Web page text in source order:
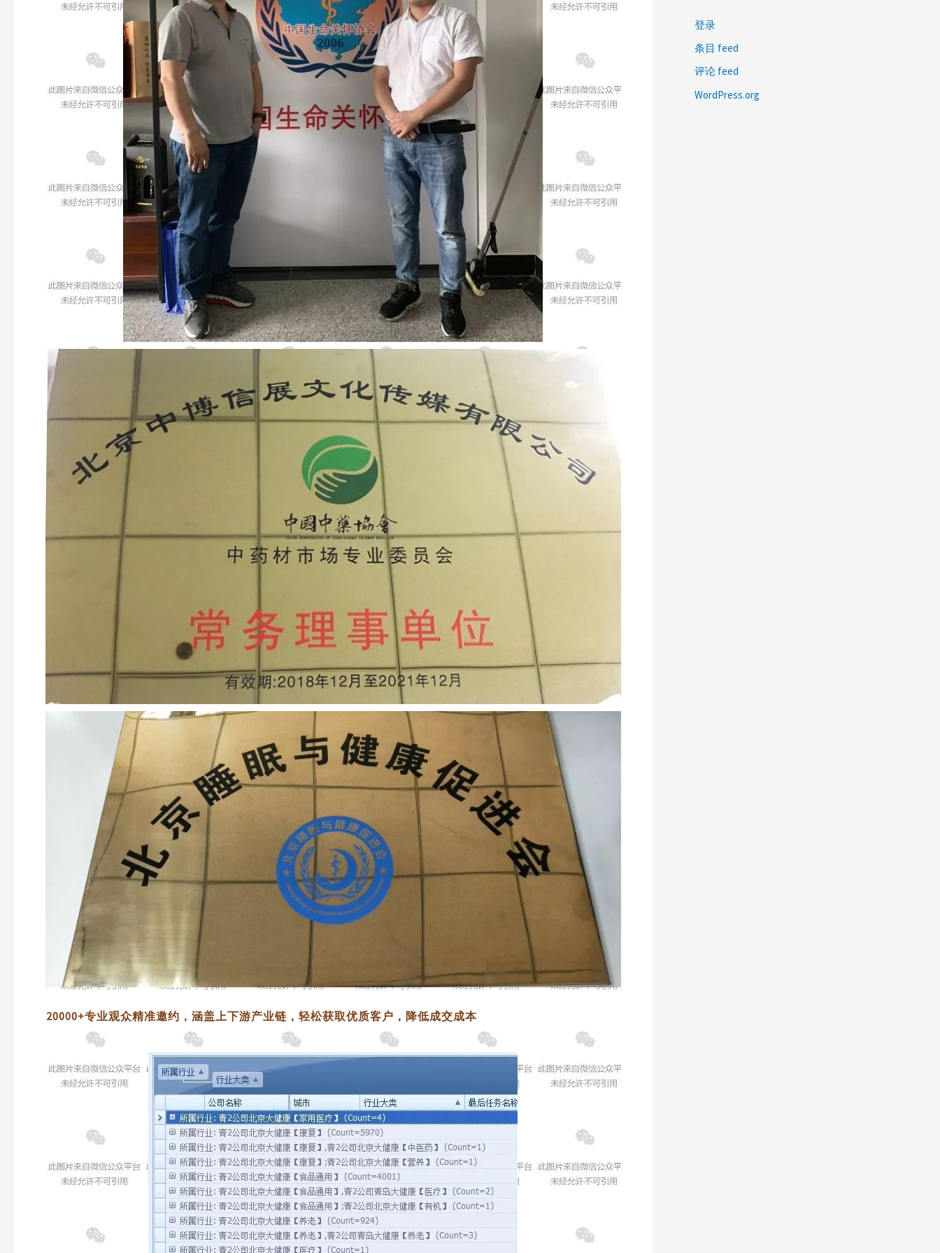
20000+专业观众精准邀约，涵盖上下游产业链，轻松获取优质客户，降低成交成本
登录
条目 feed
评论 feed
WordPress.org